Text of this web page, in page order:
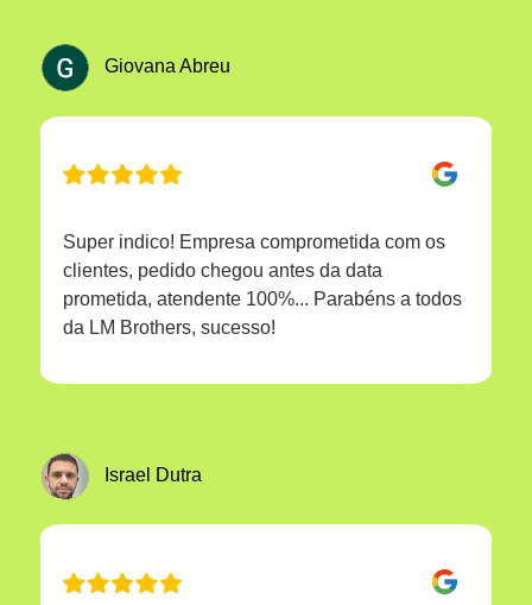
Giovana Abreu
Super indico! Empresa comprometida com os
clientes, pedido chegou antes da data
prometida, atendente 100%... Parabéns a todos
da LM Brothers, sucesso!
Israel Dutra